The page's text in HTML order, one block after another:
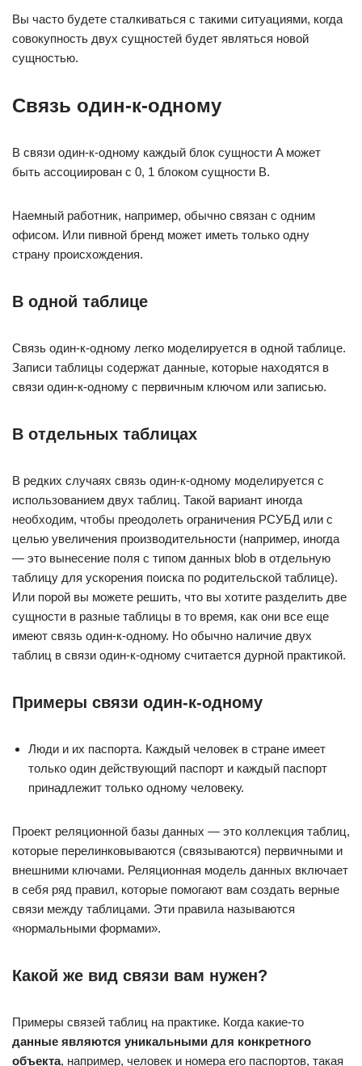
Вы часто будете сталкиваться с такими ситуациями, когда
совокупность двух сущностей будет являться новой
сущностью.
Связь один-к-одному
В связи один-к-одному каждый блок сущности A может
быть ассоциирован с 0, 1 блоком сущности B.
Наемный работник, например, обычно связан с одним
офисом. Или пивной бренд может иметь только одну
страну происхождения.
В одной таблице
Связь один-к-одному легко моделируется в одной таблице.
Записи таблицы содержат данные, которые находятся в
связи один-к-одному с первичным ключом или записью.
В отдельных таблицах
В редких случаях связь один-к-одному моделируется с
использованием двух таблиц. Такой вариант иногда
необходим, чтобы преодолеть ограничения РСУБД или с
целью увеличения производительности (например, иногда
— это вынесение поля с типом данных blob в отдельную
таблицу для ускорения поиска по родительской таблице).
Или порой вы можете решить, что вы хотите разделить две
сущности в разные таблицы в то время, как они все еще
имеют связь один-к-одному. Но обычно наличие двух
таблиц в связи один-к-одному считается дурной практикой.
Примеры связи один-к-одному
Люди и их паспорта. Каждый человек в стране имеет
только один действующий паспорт и каждый паспорт
принадлежит только одному человеку.
Проект реляционной базы данных — это коллекция таблиц,
которые перелинковываются (связываются) первичными и
внешними ключами. Реляционная модель данных включает
в себя ряд правил, которые помогают вам создать верные
связи между таблицами. Эти правила называются
«нормальными формами».
Какой же вид связи вам нужен?
Примеры связей таблиц на практике. Когда какие-то
данные являются уникальными для конкретного
объекта, например, человек и номера его паспортов, такая